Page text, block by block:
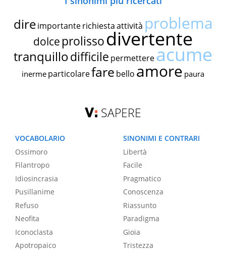
dire importante richiestaattività problema
dolce prolissodivertente
tranquillodifficile permettereacume
inerme particolarefare bello amore paura
SAPERE
VOCABOLARIO
Ossimoro
Filantropo
Idiosincrasia
Pusillanime
Refuso
Neofita
Iconoclasta
Apotropaico
SINONIMI E CONTRARI
Libertà
Facile
Pragmatico
Conoscenza
Riassunto
Paradigma
Gioia
Tristezza